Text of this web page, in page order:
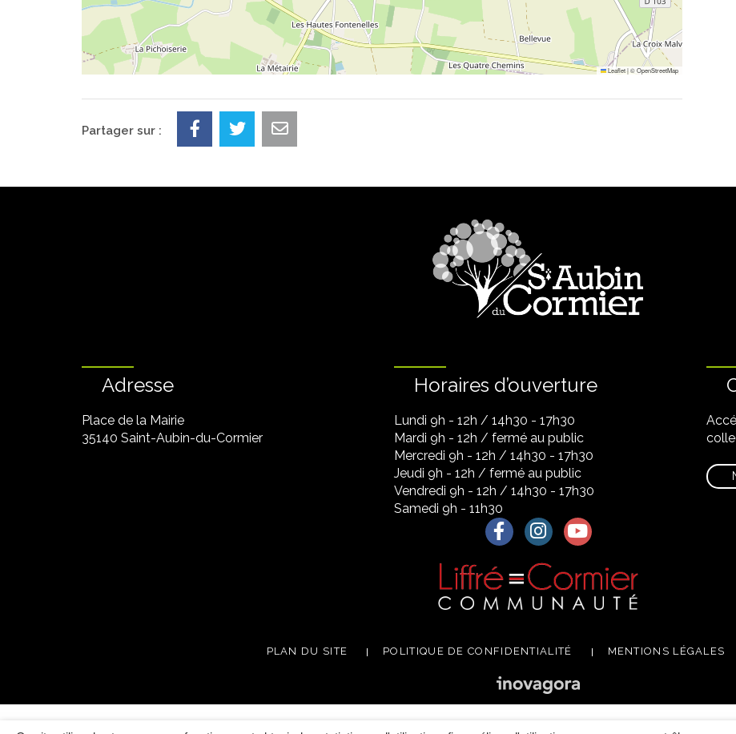
Leaflet|©OpenStreetMap
Partager sur :
Adresse
Place de la Mairie
35140 Saint-Aubin-du-Cormier
Horaires d’ouverture
Lundi 9h - 12h / 14h30 - 17h30
Mardi 9h - 12h / fermé au public
Mercredi 9h - 12h / 14h30 - 17h30
Jeudi 9h - 12h / fermé au public
Vendredi 9h - 12h / 14h30 - 17h30
Samedi 9h - 11h30
Lien vers le compte Facebook
Lien vers le compte Instagram
Lien vers la chaîne
PLAN DU SITE POLITIQUE DE CONFIDENTIALITÉ MENTIONS LÉGALES